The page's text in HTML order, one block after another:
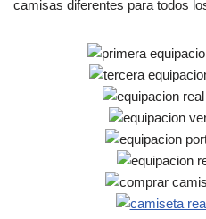
camisas diferentes para todos